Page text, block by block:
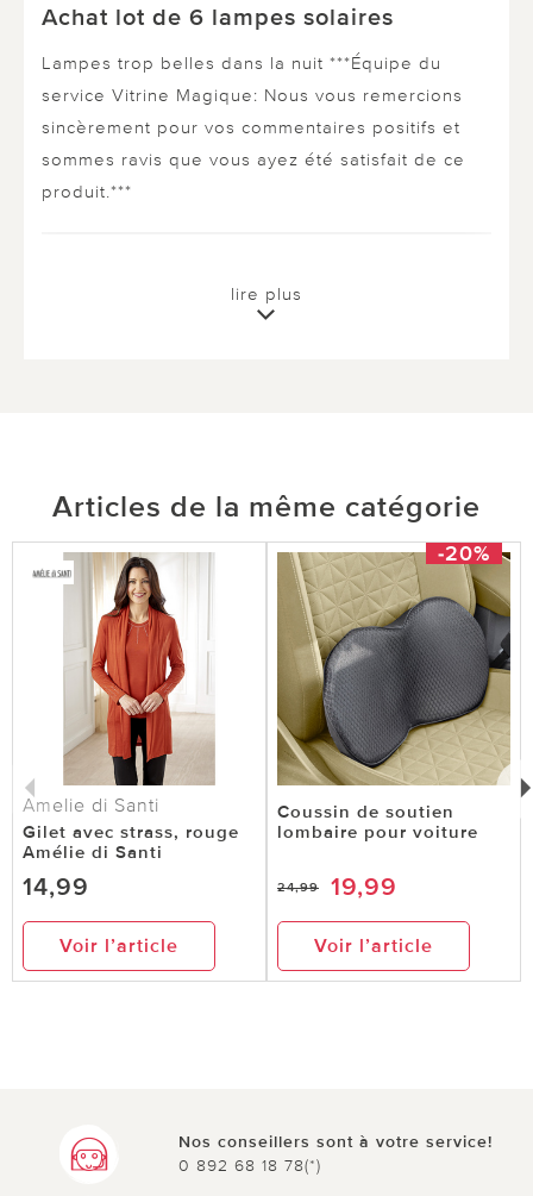
Achat lot de 6 lampes solaires
Lampes trop belles dans la nuit ***Équipe du
service Vitrine Magique: Nous vous remercions
sincèrement pour vos commentaires positifs et
sommes ravis que vous ayez été satisfait de ce
produit.***
lire plus
Articles de la même catégorie
Amelie di Santi
Gilet avec strass, rouge
Amélie di Santi
14,99
Voir l’article
-20%
Coussin de soutien
lombaire pour voiture
24,99 19,99
Voir l’article
Nos conseillers sont à votre service!
0 892 68 18 78(*)